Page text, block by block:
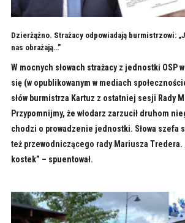
Dzierżążno. Strażacy odpowiadają burmistrzowi:
nas obrażają…”
W mocnych słowach strażacy z jednostki OSP
się (w opublikowanym w mediach
słów burmistrza Kartuz z ostatniej sesji Rady
Przypomnijmy, że włodarz zarzucił druhom
chodzi o prowadzenie jednostki. Słowa szefa
też przewodniczącego rady Mariusza Tredera.
kostek” – spuentował.